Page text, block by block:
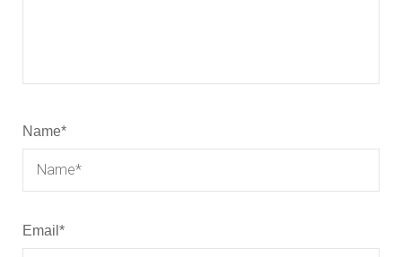
Name*
Email *